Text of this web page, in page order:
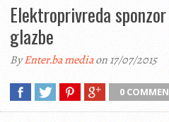
Elektroprivreda
glazbe
ByEnter.ba mediaon 17/07/2015
0